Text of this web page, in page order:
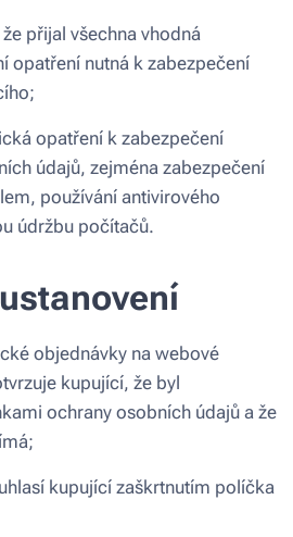
přijal všechna vhodná
opatření nutná k zabezpečení
opatření k zabezpečení
údajů, zejména zabezpečení
používání antivirového
údržbu počítačů.
objednávky na webové
kupující, že byl
ochrany osobních údajů a že
kupující zaškrtnutím políčka